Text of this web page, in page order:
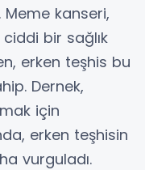
kanseri,
bir sağlık
erken teşhis bu
Dernek,
için
erken teşhisin
vurguladı.